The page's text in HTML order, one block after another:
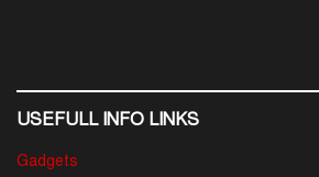
USEFULL INFO LINKS
Gadgets